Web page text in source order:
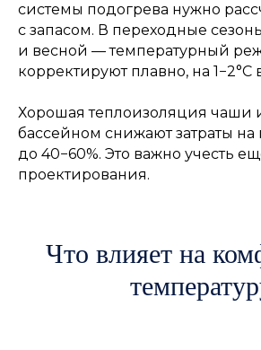
системы подогрева нужно
с запасом. В переходные
и весной — температурный
корректируют плавно, на 1−2°C
Хорошая теплоизоляция чаши
бассейном снижают затраты на
до 40−60%. Это важно учесть
проектирования.
Что влияет на